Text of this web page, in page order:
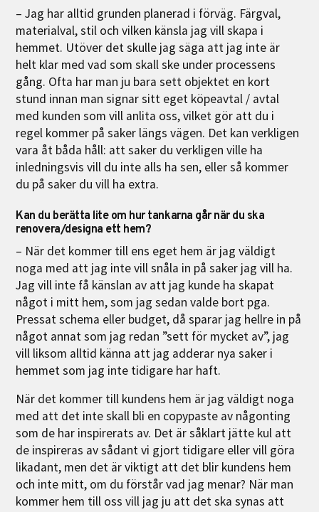
– Jag har alltid grunden planerad i förväg. Färgval,
materialval, stil och vilken känsla jag vill skapa i
hemmet. Utöver det skulle jag säga att jag inte är
helt klar med vad som skall ske under processens
gång. Ofta har man ju bara sett objektet en kort
stund innan man signar sitt eget köpeavtal / avtal
med kunden som vill anlita oss, vilket gör att du i
regel kommer på saker längs vägen. Det kan verkligen
vara åt båda håll: att saker du verkligen ville ha
inledningsvis vill du inte alls ha sen, eller så kommer
du på saker du vill ha extra.
Kan du berätta lite om hur tankarna går när du ska
renovera/designa ett hem?
– När det kommer till ens eget hem är jag väldigt
noga med att jag inte vill snåla in på saker jag vill ha.
Jag vill inte få känslan av att jag kunde ha skapat
något i mitt hem, som jag sedan valde bort pga.
Pressat schema eller budget, då sparar jag hellre in på
något annat som jag redan ”sett för mycket av”, jag
vill liksom alltid känna att jag adderar nya saker i
hemmet som jag inte tidigare har haft.
När det kommer till kundens hem är jag väldigt noga
med att det inte skall bli en copypaste av någonting
som de har inspirerats av. Det är såklart jätte kul att
de inspireras av sådant vi gjort tidigare eller vill göra
likadant, men det är viktigt att det blir kundens hem
och inte mitt, om du förstår vad jag menar? När man
kommer hem till oss vill jag ju att det ska synas att